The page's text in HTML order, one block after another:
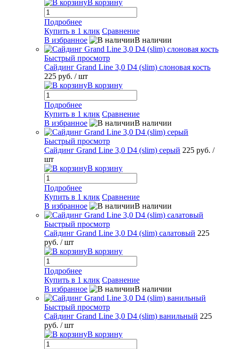
В корзину
Подробнее
Купить в 1 клик Сравнение
В избранное
В наличии
Быстрый просмотр
Сайдинг Grand Line 3,0 D4 (slim) слоновая кость
225 руб. / шт
В корзину
Подробнее
Купить в 1 клик Сравнение
В избранное
В наличии
Быстрый просмотр
Сайдинг Grand Line 3,0 D4 (slim) серый 225 руб. /
шт
В корзину
Подробнее
Купить в 1 клик Сравнение
В избранное
В наличии
Быстрый просмотр
Сайдинг Grand Line 3,0 D4 (slim) салатовый 225
руб. / шт
В корзину
Подробнее
Купить в 1 клик Сравнение
В избранное
В наличии
Быстрый просмотр
Сайдинг Grand Line 3,0 D4 (slim) ванильный 225
руб. / шт
В корзину